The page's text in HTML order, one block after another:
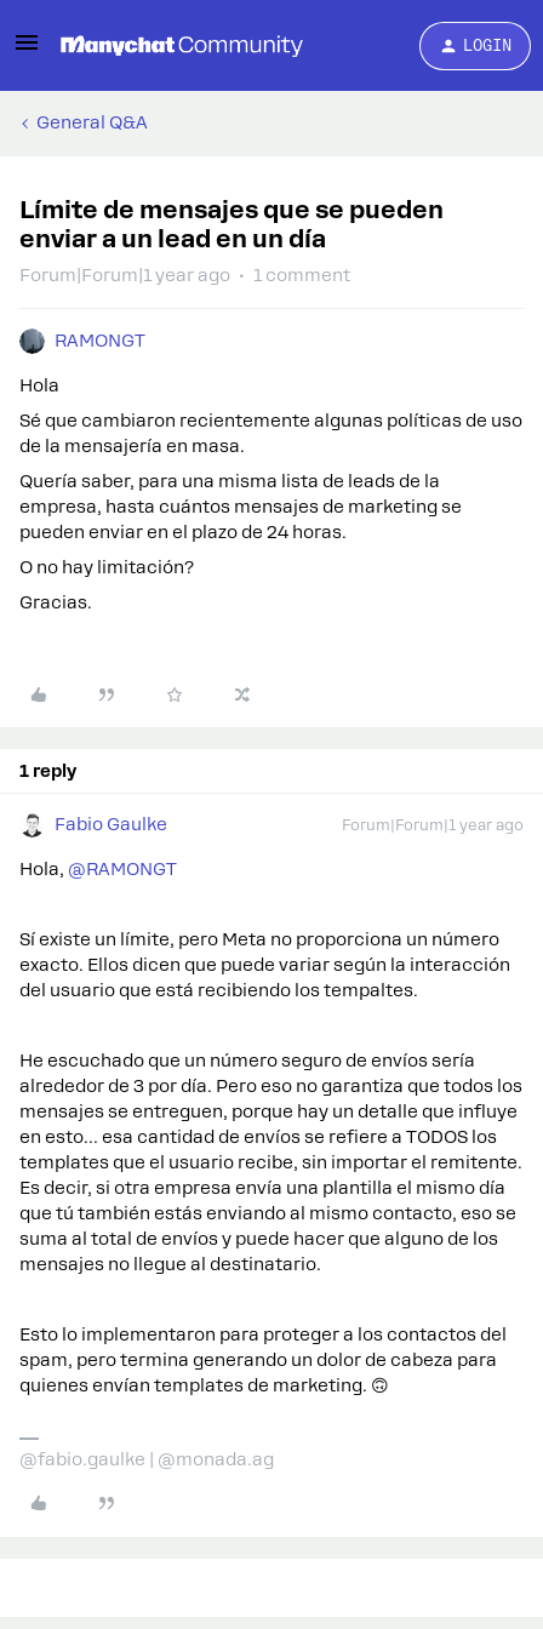
LOGIN
General Q&A
Límite de mensajes que se pueden
enviar a un lead en un día
Forum|Forum|1 year ago 1 comment
RAMONGT
Hola
Sé que cambiaron recientemente algunas políticas de uso
de la mensajería en masa.
Quería saber, para una misma lista de leads de la
empresa, hasta cuántos mensajes de marketing se
pueden enviar en el plazo de 24 horas.
O no hay limitación?
Gracias.
1 reply
Fabio Gaulke Forum|Forum|1 year ago
Hola, ​ @RAMONGT
Sí existe un límite, pero Meta no proporciona un número
exacto. Ellos dicen que puede variar según la interacción
del usuario que está recibiendo los tempaltes.
He escuchado que un número seguro de envíos sería
alrededor de 3 por día. Pero eso no garantiza que todos los
mensajes se entreguen, porque hay un detalle que influye
en esto… esa cantidad de envíos se refiere a TODOS los
templates que el usuario recibe, sin importar el remitente.
Es decir, si otra empresa envía una plantilla el mismo día
que tú también estás enviando al mismo contacto, eso se
suma al total de envíos y puede hacer que alguno de los
mensajes no llegue al destinatario.
Esto lo implementaron para proteger a los contactos del
spam, pero termina generando un dolor de cabeza para
quienes envían templates de marketing. 🙃
@fabio.gaulke | @monada.ag